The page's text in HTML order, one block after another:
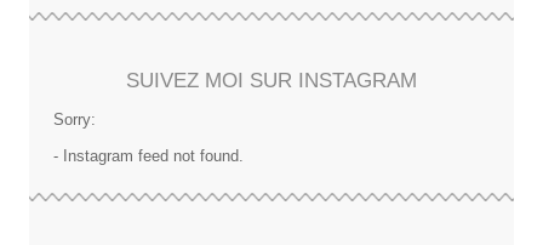
SUIVEZ MOI SUR INSTAGRAM
Sorry:
- Instagram feed not found.